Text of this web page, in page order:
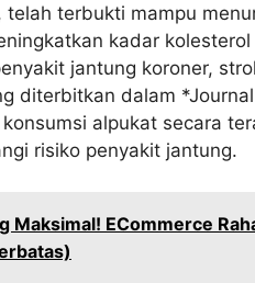
terbukti mampu
kadar kolesterol
jantung koroner,
diterbitkan dalam
alpukat secara
risiko penyakit jantung.
Maksimal! ECommerce